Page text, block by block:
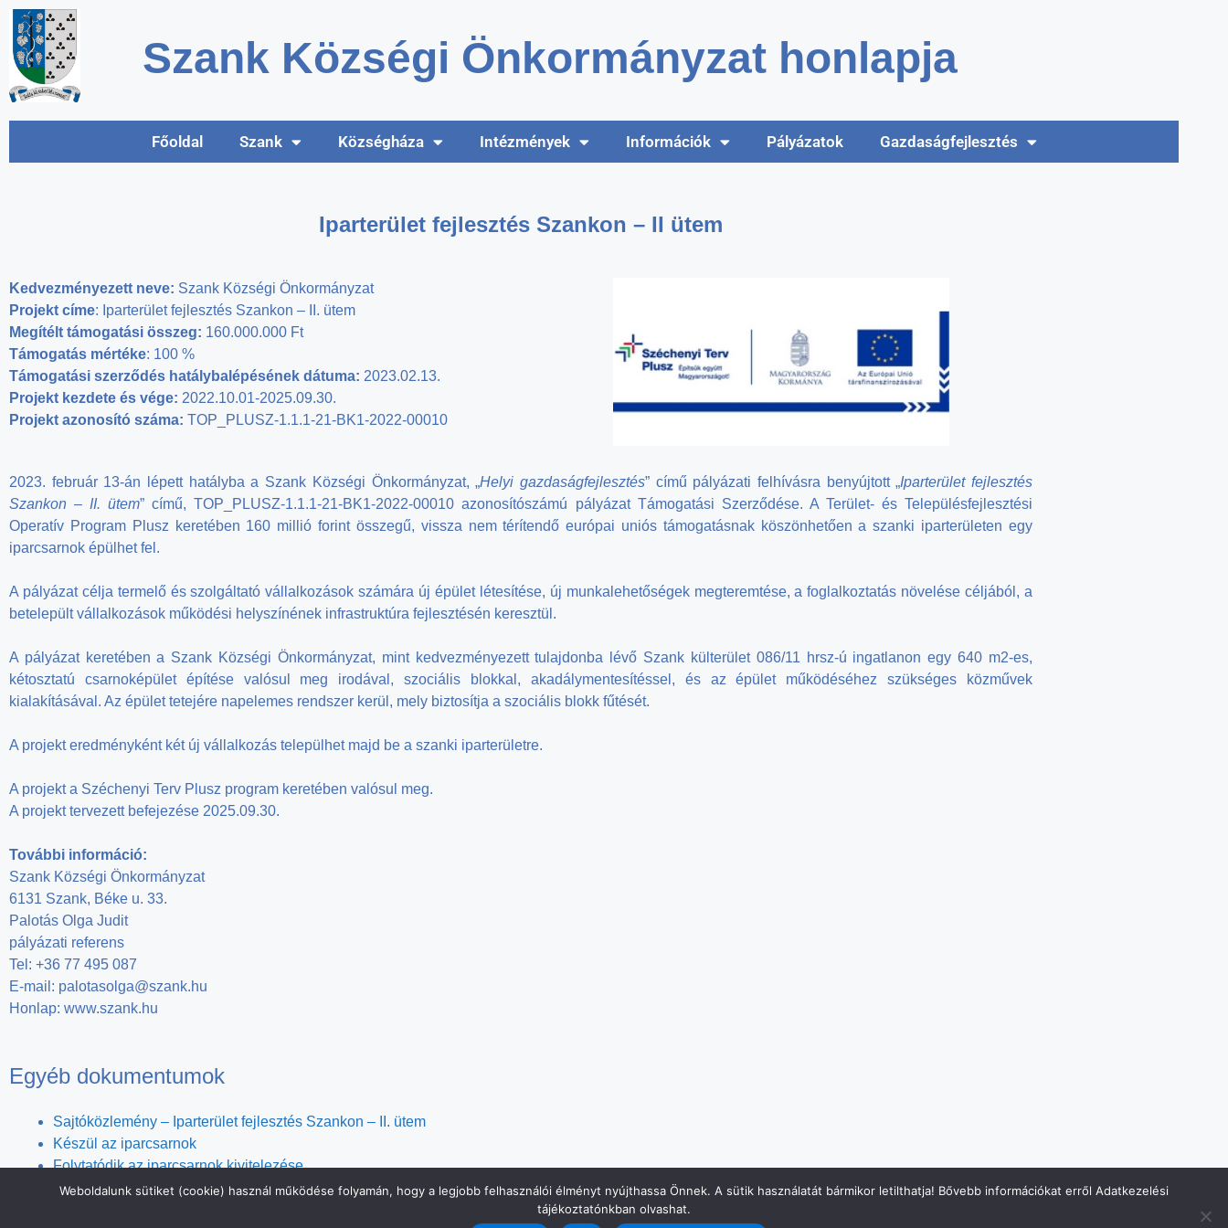
Szank Községi Önkormányzat honlapja
Főoldal Szank Községháza Intézmények Információk Pályázatok Gazdaságfejlesztés
Iparterület fejlesztés Szankon – II ütem
Kedvezményezett neve: Szank Községi Önkormányzat
Projekt címe: Iparterület fejlesztés Szankon – II. ütem
Megítélt támogatási összeg: 160.000.000 Ft
Támogatás mértéke: 100 %
Támogatási szerződés hatálybalépésének dátuma: 2023.02.13.
Projekt kezdete és vége: 2022.10.01-2025.09.30.
Projekt azonosító száma: TOP_PLUSZ-1.1.1-21-BK1-2022-00010
2023. február 13-án lépett hatályba a Szank Községi Önkormányzat, „Helyi gazdaságfejlesztés” című pályázati felhívásra benyújtott „Iparterület fejlesztés
Szankon – II. ütem” című, TOP_PLUSZ-1.1.1-21-BK1-2022-00010 azonosítószámú pályázat Támogatási Szerződése. A Terület- és Településfejlesztési
Operatív Program Plusz keretében 160 millió forint összegű, vissza nem térítendő európai uniós támogatásnak köszönhetően a szanki iparterületen egy
iparcsarnok épülhet fel.
A pályázat célja termelő és szolgáltató vállalkozások számára új épület létesítése, új munkalehetőségek megteremtése, a foglalkoztatás növelése céljából, a
betelepült vállalkozások működési helyszínének infrastruktúra fejlesztésén keresztül.
A pályázat keretében a Szank Községi Önkormányzat, mint kedvezményezett tulajdonba lévő Szank külterület 086/11 hrsz-ú ingatlanon egy 640 m2-es,
kétosztatú csarnoképület építése valósul meg irodával, szociális blokkal, akadálymentesítéssel, és az épület működéséhez szükséges közművek
kialakításával. Az épület tetejére napelemes rendszer kerül, mely biztosítja a szociális blokk fűtését.
A projekt eredményként két új vállalkozás települhet majd be a szanki iparterületre.
A projekt a Széchenyi Terv Plusz program keretében valósul meg.
A projekt tervezett befejezése 2025.09.30.
További információ:
Szank Községi Önkormányzat
6131 Szank, Béke u. 33.
Palotás Olga Judit
pályázati referens
Tel: +36 77 495 087
E-mail: palotasolga@szank.hu
Honlap: www.szank.hu
Egyéb dokumentumok
Sajtóközlemény – Iparterület fejlesztés Szankon – II. ütem
Készül az iparcsarnok
Folytatódik az iparcsarnok kivitelezése
Weboldalunk sütiket (cookie) használ működése folyamán, hogy a legjobb felhasználói élményt nyújthassa Önnek. A sütik használatát bármikor letilthatja! Bővebb információkat erről Adatkezelési
tájékoztatónkban olvashat.